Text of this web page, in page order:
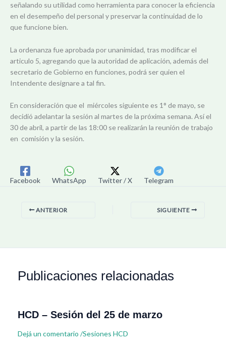
señalando su utilidad como herramienta para conocer la eficiencia
en el desempeño del personal y preservar la continuidad de lo
que funcione bien.
La ordenanza fue aprobada por unanimidad, tras modificar el
articulo 5, agregando que la autoridad de aplicación, además del
secretario de Gobierno en funciones, podrá ser quien el
Intendente designare a tal fin.
En consideración que el miércoles siguiente es 1° de mayo, se
decidió adelantar la sesión al martes de la próxima semana. Así el
30 de abril, a partir de las 18:00 se realizarán la reunión de trabajo
en comisión y la sesión.
Facebook WhatsApp Twitter / X Telegram
ANTERIOR SIGUIENTE
Publicaciones relacionadas
HCD – Sesión del 25 de marzo
Dejá un comentario /Sesiones HCD